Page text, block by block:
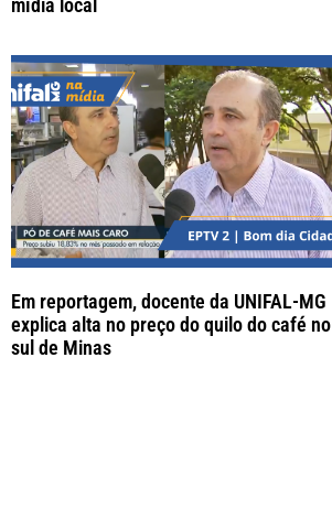
Em reportagem, docente da UNIFAL-MG
explica alta no preço do quilo do café no
sul de Minas